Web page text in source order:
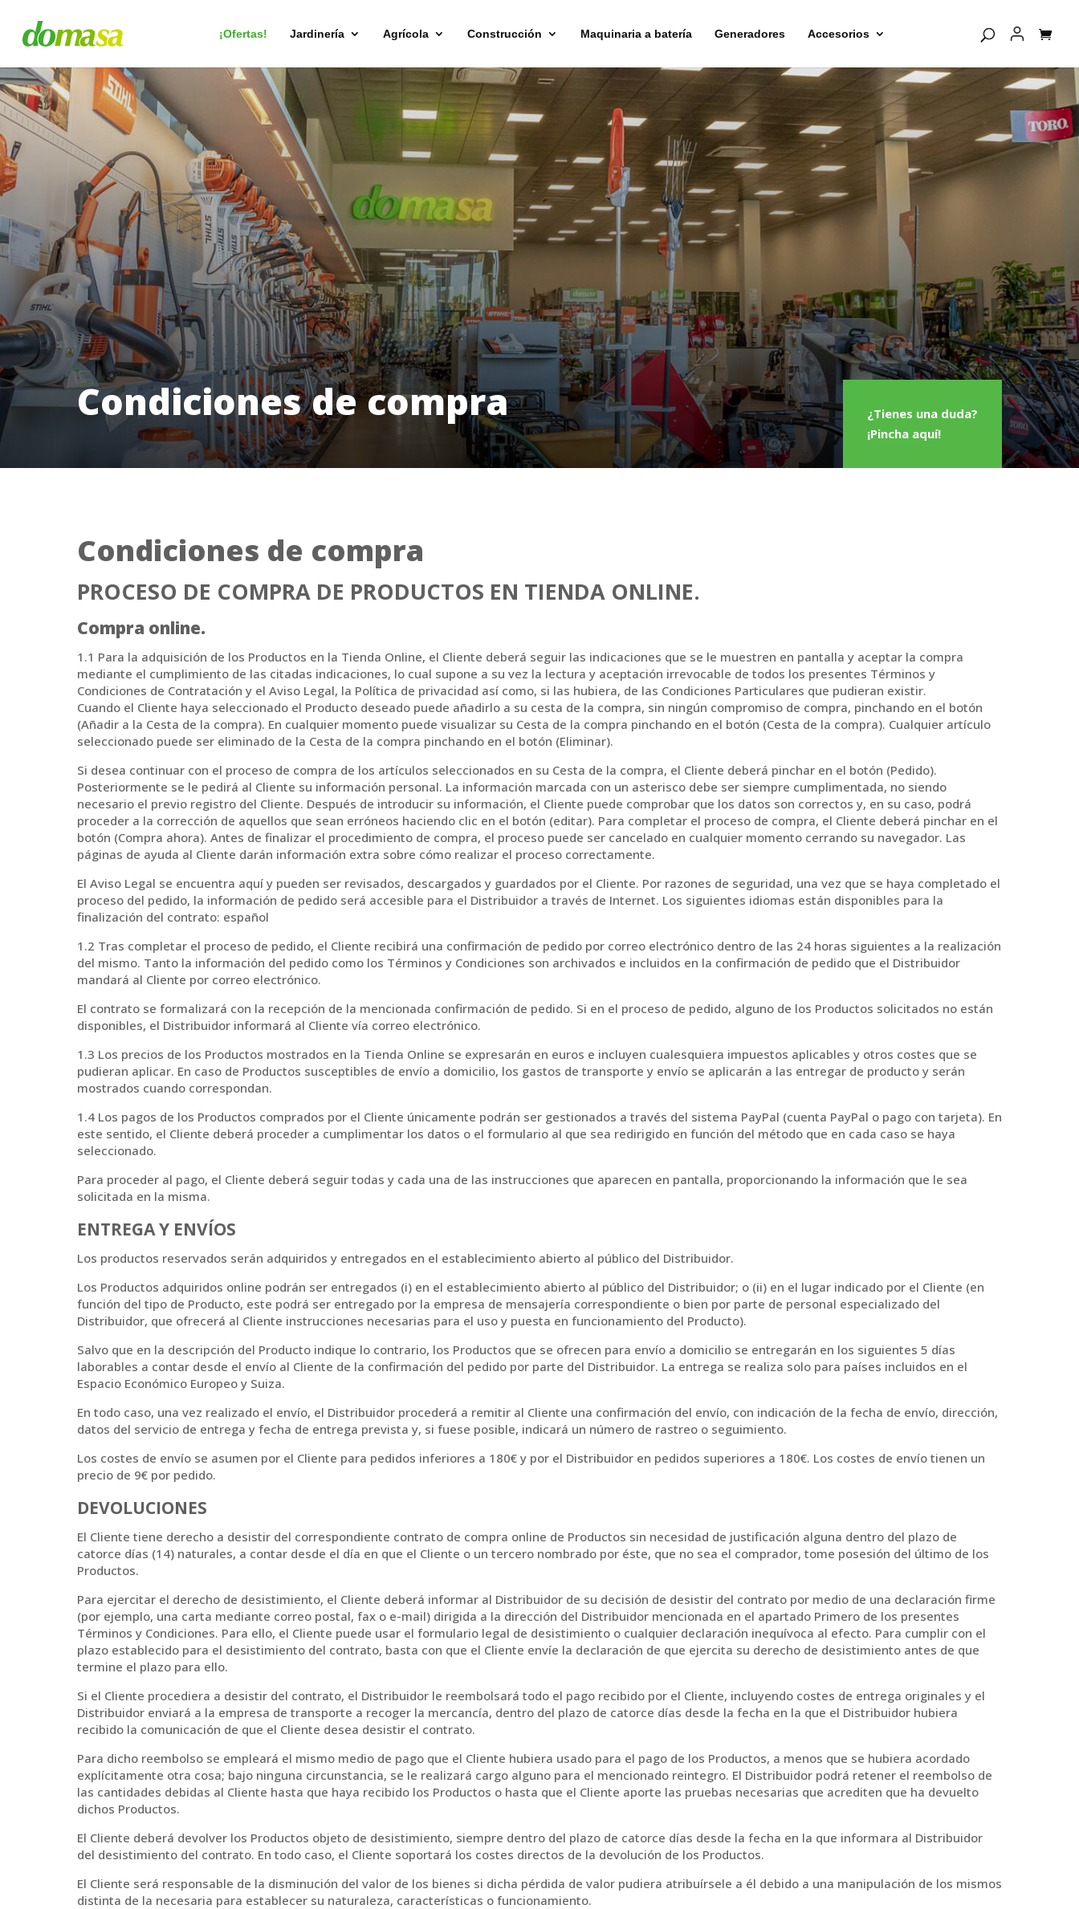
¡Ofertas! Jardinería Agrícola Construcción Maquinaria a batería Generadores Accesorios
Condiciones de compra
¿Tienes una duda?
¡Pincha aquí!
Condiciones de compra
PROCESO DE COMPRA DE PRODUCTOS EN TIENDA ONLINE.
Compra online.
1.1 Para la adquisición de los Productos en la Tienda Online, el Cliente deberá seguir las indicaciones que se le muestren en pantalla y aceptar la compra
mediante el cumplimiento de las citadas indicaciones, lo cual supone a su vez la lectura y aceptación irrevocable de todos los presentes Términos y
Condiciones de Contratación y el Aviso Legal, la Política de privacidad así como, si las hubiera, de las Condiciones Particulares que pudieran existir.
Cuando el Cliente haya seleccionado el Producto deseado puede añadirlo a su cesta de la compra, sin ningún compromiso de compra, pinchando en el botón
(Añadir a la Cesta de la compra). En cualquier momento puede visualizar su Cesta de la compra pinchando en el botón (Cesta de la compra). Cualquier artículo
seleccionado puede ser eliminado de la Cesta de la compra pinchando en el botón (Eliminar).
Si desea continuar con el proceso de compra de los artículos seleccionados en su Cesta de la compra, el Cliente deberá pinchar en el botón (Pedido).
Posteriormente se le pedirá al Cliente su información personal. La información marcada con un asterisco debe ser siempre cumplimentada, no siendo
necesario el previo registro del Cliente. Después de introducir su información, el Cliente puede comprobar que los datos son correctos y, en su caso, podrá
proceder a la corrección de aquellos que sean erróneos haciendo clic en el botón (editar). Para completar el proceso de compra, el Cliente deberá pinchar en el
botón (Compra ahora). Antes de finalizar el procedimiento de compra, el proceso puede ser cancelado en cualquier momento cerrando su navegador. Las
páginas de ayuda al Cliente darán información extra sobre cómo realizar el proceso correctamente.
El Aviso Legal se encuentra aquí y pueden ser revisados, descargados y guardados por el Cliente. Por razones de seguridad, una vez que se haya completado el
proceso del pedido, la información de pedido será accesible para el Distribuidor a través de Internet. Los siguientes idiomas están disponibles para la
finalización del contrato: español
1.2 Tras completar el proceso de pedido, el Cliente recibirá una confirmación de pedido por correo electrónico dentro de las 24 horas siguientes a la realización
del mismo. Tanto la información del pedido como los Términos y Condiciones son archivados e incluidos en la confirmación de pedido que el Distribuidor
mandará al Cliente por correo electrónico.
El contrato se formalizará con la recepción de la mencionada confirmación de pedido. Si en el proceso de pedido, alguno de los Productos solicitados no están
disponibles, el Distribuidor informará al Cliente vía correo electrónico.
1.3 Los precios de los Productos mostrados en la Tienda Online se expresarán en euros e incluyen cualesquiera impuestos aplicables y otros costes que se
pudieran aplicar. En caso de Productos susceptibles de envío a domicilio, los gastos de transporte y envío se aplicarán a las entregar de producto y serán
mostrados cuando correspondan.
1.4 Los pagos de los Productos comprados por el Cliente únicamente podrán ser gestionados a través del sistema PayPal (cuenta PayPal o pago con tarjeta). En
este sentido, el Cliente deberá proceder a cumplimentar los datos o el formulario al que sea redirigido en función del método que en cada caso se haya
seleccionado.
Para proceder al pago, el Cliente deberá seguir todas y cada una de las instrucciones que aparecen en pantalla, proporcionando la información que le sea
solicitada en la misma.
ENTREGA Y ENVÍOS
Los productos reservados serán adquiridos y entregados en el establecimiento abierto al público del Distribuidor.
Los Productos adquiridos online podrán ser entregados (i) en el establecimiento abierto al público del Distribuidor; o (ii) en el lugar indicado por el Cliente (en
función del tipo de Producto, este podrá ser entregado por la empresa de mensajería correspondiente o bien por parte de personal especializado del
Distribuidor, que ofrecerá al Cliente instrucciones necesarias para el uso y puesta en funcionamiento del Producto).
Salvo que en la descripción del Producto indique lo contrario, los Productos que se ofrecen para envío a domicilio se entregarán en los siguientes 5 días
laborables a contar desde el envío al Cliente de la confirmación del pedido por parte del Distribuidor. La entrega se realiza solo para países incluidos en el
Espacio Económico Europeo y Suiza.
En todo caso, una vez realizado el envío, el Distribuidor procederá a remitir al Cliente una confirmación del envío, con indicación de la fecha de envío, dirección,
datos del servicio de entrega y fecha de entrega prevista y, si fuese posible, indicará un número de rastreo o seguimiento.
Los costes de envío se asumen por el Cliente para pedidos inferiores a 180€ y por el Distribuidor en pedidos superiores a 180€. Los costes de envío tienen un
precio de 9€ por pedido.
DEVOLUCIONES
El Cliente tiene derecho a desistir del correspondiente contrato de compra online de Productos sin necesidad de justificación alguna dentro del plazo de
catorce días (14) naturales, a contar desde el día en que el Cliente o un tercero nombrado por éste, que no sea el comprador, tome posesión del último de los
Productos.
Para ejercitar el derecho de desistimiento, el Cliente deberá informar al Distribuidor de su decisión de desistir del contrato por medio de una declaración firme
(por ejemplo, una carta mediante correo postal, fax o e-mail) dirigida a la dirección del Distribuidor mencionada en el apartado Primero de los presentes
Términos y Condiciones. Para ello, el Cliente puede usar el formulario legal de desistimiento o cualquier declaración inequívoca al efecto. Para cumplir con el
plazo establecido para el desistimiento del contrato, basta con que el Cliente envíe la declaración de que ejercita su derecho de desistimiento antes de que
termine el plazo para ello.
Si el Cliente procediera a desistir del contrato, el Distribuidor le reembolsará todo el pago recibido por el Cliente, incluyendo costes de entrega originales y el
Distribuidor enviará a la empresa de transporte a recoger la mercancía, dentro del plazo de catorce días desde la fecha en la que el Distribuidor hubiera
recibido la comunicación de que el Cliente desea desistir el contrato.
Para dicho reembolso se empleará el mismo medio de pago que el Cliente hubiera usado para el pago de los Productos, a menos que se hubiera acordado
explícitamente otra cosa; bajo ninguna circunstancia, se le realizará cargo alguno para el mencionado reintegro. El Distribuidor podrá retener el reembolso de
las cantidades debidas al Cliente hasta que haya recibido los Productos o hasta que el Cliente aporte las pruebas necesarias que acrediten que ha devuelto
dichos Productos.
El Cliente deberá devolver los Productos objeto de desistimiento, siempre dentro del plazo de catorce días desde la fecha en la que informara al Distribuidor
del desistimiento del contrato. En todo caso, el Cliente soportará los costes directos de la devolución de los Productos.
El Cliente será responsable de la disminución del valor de los bienes si dicha pérdida de valor pudiera atribuírsele a él debido a una manipulación de los mismos
distinta de la necesaria para establecer su naturaleza, características o funcionamiento.